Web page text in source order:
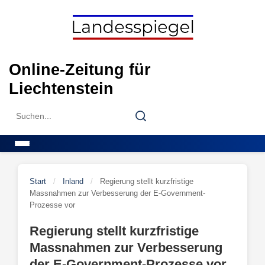
Online-Zeitung für
Liechtenstein
Search
Search
Start / Inland /
Regierung stellt kurzfristige
Massnahmen zur Verbesserung der E-Government-
Prozesse vor
Regierung stellt kurzfristige
Massnahmen zur Verbesserung